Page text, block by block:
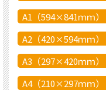
A1（594×841ｍｍ）
A2（420×594ｍｍ）
A3（297×420ｍｍ）
A4（210×297ｍｍ）